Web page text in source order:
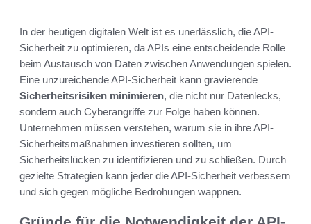
In der heutigen digitalen Welt ist es unerlässlich, die API-
Sicherheit zu optimieren, da APIs eine entscheidende Rolle
beim Austausch von Daten zwischen Anwendungen spielen.
Eine unzureichende API-Sicherheit kann gravierende
Sicherheitsrisiken minimieren, die nicht nur Datenlecks,
sondern auch Cyberangriffe zur Folge haben können.
Unternehmen müssen verstehen, warum sie in ihre API-
Sicherheitsmaßnahmen investieren sollten, um
Sicherheitslücken zu identifizieren und zu schließen. Durch
gezielte Strategien kann jeder die API-Sicherheit verbessern
und sich gegen mögliche Bedrohungen wappnen.